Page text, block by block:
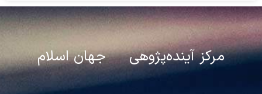
مرکز آینده‌پژوهی جهان اسلام